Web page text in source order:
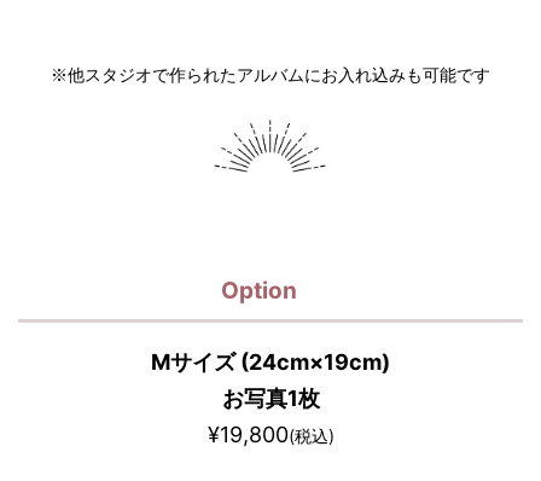
※他スタジオで作られたアルバムにお入れ込みも可能です
Option
Mサイズ (24cm×19cm)
お写真1枚
¥19,800(税込)